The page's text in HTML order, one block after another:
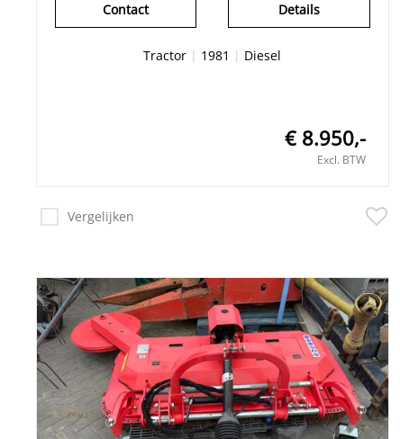
Details
Contact
Tractor | 1981 | Diesel
€ 8.950,-
Excl. BTW
Vergelijken